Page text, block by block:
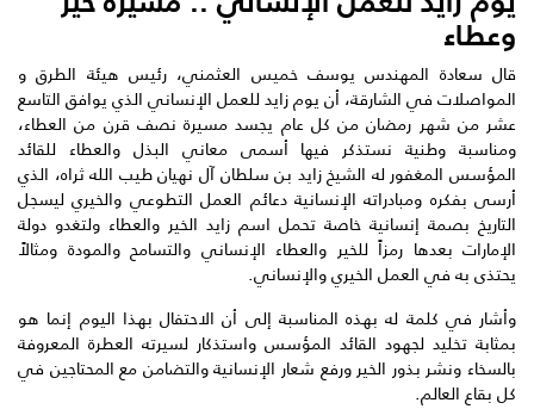
وعطاء
قال سعادة المهندس يوسف خميس العثمني، رئيس هيئة الطرق و
المواصلات في الشارقة، أن يوم زايد للعمل الإنساني الذي يوافق التاسع
عشر من شهر رمضان من كل عام يجسد مسيرة نصف قرن من العطاء،
ومناسبة وطنية نستذكر فيها أسمى معاني البذل والعطاء للقائد
المؤسس المغفور له الشيخ زايد بن سلطان آل نهيان طيب الله ثراه، الذي
أرسى بفكره ومبادراته الإنسانية دعائم العمل التطوعي والخيري ليسجل
التاريخ بصمة إنسانية خاصة تحمل اسم زايد الخير والعطاء ولتغدو دولة
الإمارات بعدها رمزاً للخير والعطاء الإنساني والتسامح والمودة ومثالاً
يحتذى به في العمل الخيري والإنساني.
وأشار في كلمة له بهذه المناسبة إلى أن الاحتفال بهذا اليوم إنما هو
بمثابة تخليد لجهود القائد المؤسس واستذكار لسيرته العطرة المعروفة
بالسخاء ‏ونشر بذور الخير ورفع شعار الإنسانية والتضامن مع المحتاجين في
كل بقاع العالم.